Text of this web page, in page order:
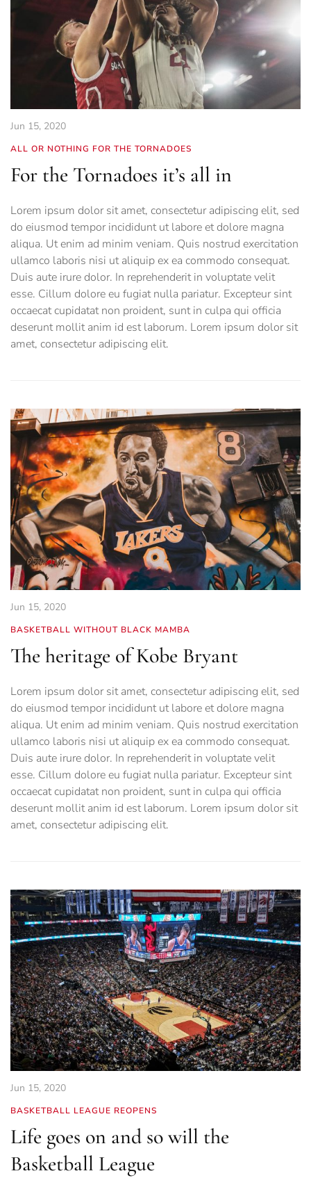
Jun 15, 2020
ALL OR NOTHING FOR THE TORNADOES
For the Tornadoes it’s all in
Lorem ipsum dolor sit amet, consectetur adipiscing elit, sed
do eiusmod tempor incididunt ut labore et dolore magna
aliqua. Ut enim ad minim veniam. Quis nostrud exercitation
ullamco laboris nisi ut aliquip ex ea commodo consequat.
Duis aute irure dolor. In reprehenderit in voluptate velit
esse. Cillum dolore eu fugiat nulla pariatur. Excepteur sint
occaecat cupidatat non proident, sunt in culpa qui officia
deserunt mollit anim id est laborum. Lorem ipsum dolor sit
amet, consectetur adipiscing elit.
Jun 15, 2020
BASKETBALL WITHOUT BLACK MAMBA
The heritage of Kobe Bryant
Lorem ipsum dolor sit amet, consectetur adipiscing elit, sed
do eiusmod tempor incididunt ut labore et dolore magna
aliqua. Ut enim ad minim veniam. Quis nostrud exercitation
ullamco laboris nisi ut aliquip ex ea commodo consequat.
Duis aute irure dolor. In reprehenderit in voluptate velit
esse. Cillum dolore eu fugiat nulla pariatur. Excepteur sint
occaecat cupidatat non proident, sunt in culpa qui officia
deserunt mollit anim id est laborum. Lorem ipsum dolor sit
amet, consectetur adipiscing elit.
Jun 15, 2020
BASKETBALL LEAGUE REOPENS
Life goes on and so will the
Basketball League